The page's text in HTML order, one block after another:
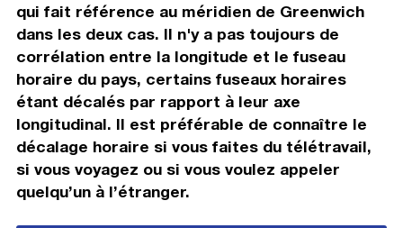
qui fait référence au méridien de Greenwich
dans les deux cas. Il n'y a pas toujours de
corrélation entre la longitude et le fuseau
horaire du pays, certains fuseaux horaires
étant décalés par rapport à leur axe
longitudinal. Il est préférable de connaître le
décalage horaire si vous faites du télétravail,
si vous voyagez ou si vous voulez appeler
quelqu’un à l’étranger.